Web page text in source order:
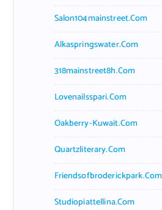
Salon104mainstreet.com
Alkaspringswater.com
318mainstreet8h.com
Lovenailsspari.com
Oakberry-Kuwait.com
Quartzliterary.com
Friendsofbroderickpark.com
Studiopiattellina.com